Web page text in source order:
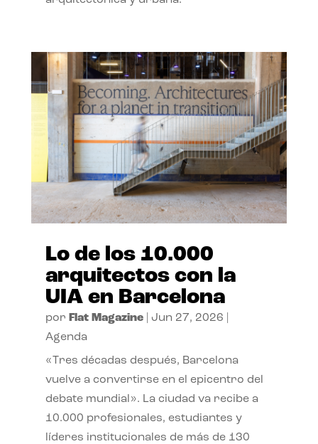
Lo de los 10.000
arquitectos con la
UIA en Barcelona
por Flat Magazine| Jun 27, 2026
Agenda
«Tres décadas después, Barcelona
vuelve a convertirse en el epicentro del
debate mundial». La ciudad va recibe a
10.000 profesionales, estudiantes y
líderes institucionales de más de 130